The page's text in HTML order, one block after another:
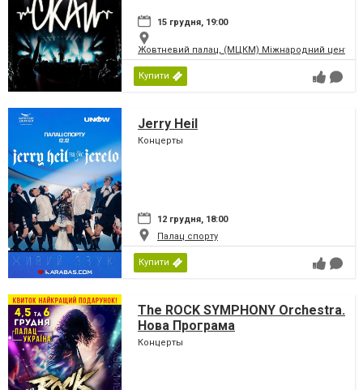
15 грудня, 19:00
Жовтневий палац, (МЦКМ) Міжнародний центр
Купити
Jerry Heil
Концерты
12 грудня, 18:00
Палац спорту
Купити
The ROCK SYMPHONY Orchestra.
Нова Програма
Концерты